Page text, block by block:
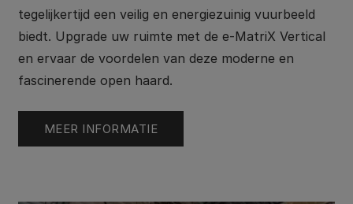
tegelijkertijd een veilig en energiezuinig vuurbeeld
biedt. Upgrade uw ruimte met de e-MatriX Vertical
en ervaar de voordelen van deze moderne en
fascinerende open haard.
MEER INFORMATIE